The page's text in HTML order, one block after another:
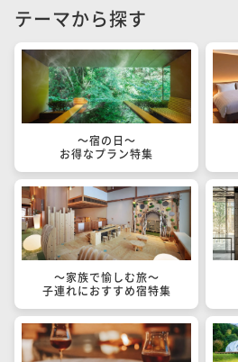
テーマから探す
～宿の日～
お得なプラン特集
～家族で愉しむ旅～
子連れにおすすめ宿特集